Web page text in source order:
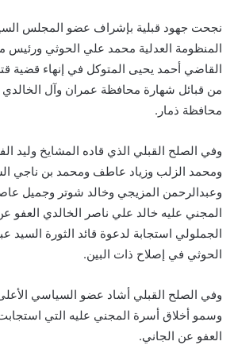
نجحت جهود قبلية بإشراف عضو المجلس
المنظومة العدلية محمد علي الحوثي ورئيس
القاضي أحمد يحيى المتوكل في إنهاء قضية
من قبائل شهارة محافظة عمران وآل
محافظة ذمار.
وفي الصلح القبلي الذي قاده المشايخ وليد
ومحمد الزلب وزياد عاطف ومحمد بن ناجي
وعبدالرحمن المزيجي وخالد شوتر وجميل
المجني عليه خالد علي ناصر الخالدي العفو
الجملولي استجابة لدعوة قائد الثورة السيد
الحوثي في إصلاح ذات البين.
وفي الصلح القبلي أشاد عضو السياسي
وسمو أخلاق أسرة المجني عليه التي
العفو عن الجاني.